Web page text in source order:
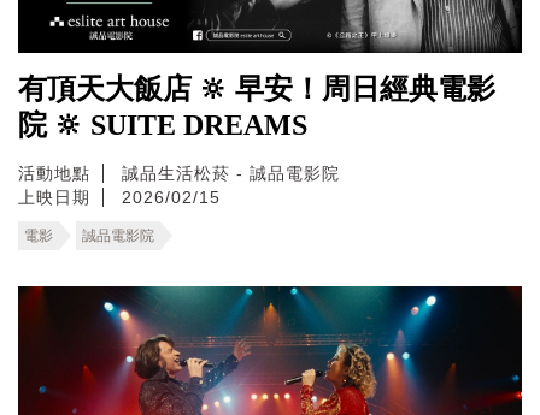
有頂天大飯店 🔆 早安！周日經典電影
院 🔆 SUITE DREAMS
活動地點
誠品生活松菸 - 誠品電影院
上映日期
2026/02/15
電影 誠品電影院